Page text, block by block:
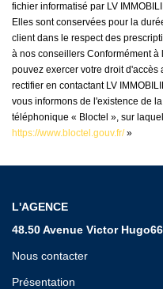
fichier informatisé par LV
Elles sont conservées pour la
client dans le respect des
à nos conseillers Conformément
pouvez exercer votre droit
rectifier en contactant LV
vous informons de l'existence de
téléphonique « Bloctel », sur
https://www.bloctel.gouv.fr/»
L'AGENCE
48.50 Avenue Victor
Nous contacter
Présentation